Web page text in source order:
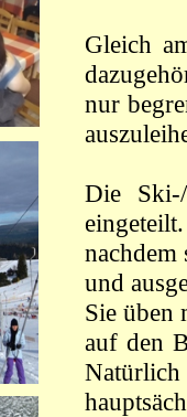
Gleich
nur
Die
nachdem
und
Sie üben
auf den